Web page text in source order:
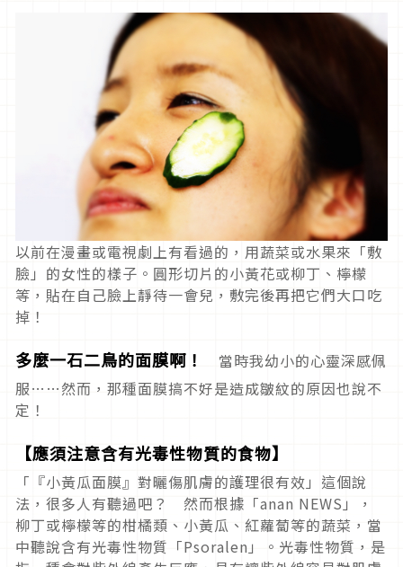
以前在漫畫或電視劇上有看過的，用蔬菜或水果來「敷
臉」的女性的樣子。圓形切片的小黃花或柳丁、檸檬
等，貼在自己臉上靜待一會兒，敷完後再把它們大口吃
掉！
多麼一石二鳥的面膜啊！
當時我幼小的心靈深感佩
服……然而，那種面膜搞不好是造成皺紋的原因也說不
定！
【應須注意含有光毒性物質的食物】
「『小黃瓜面膜』對曬傷肌膚的護理很有效」這個說
法，很多人有聽過吧？ 然而根據「anan NEWS」，
柳丁或檸檬等的柑橘類、小黃瓜、紅蘿蔔等的蔬菜，當
中聽說含有光毒性物質「Psoralen」。光毒性物質，是